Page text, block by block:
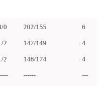
0 202/155 6
2 147/149 4
2 146/174 4
------ ---